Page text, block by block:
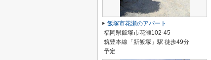
飯塚市花瀬のアパート
福岡県飯塚市花瀬102-45
筑豊本線「新飯塚」駅 徒歩49分
予定